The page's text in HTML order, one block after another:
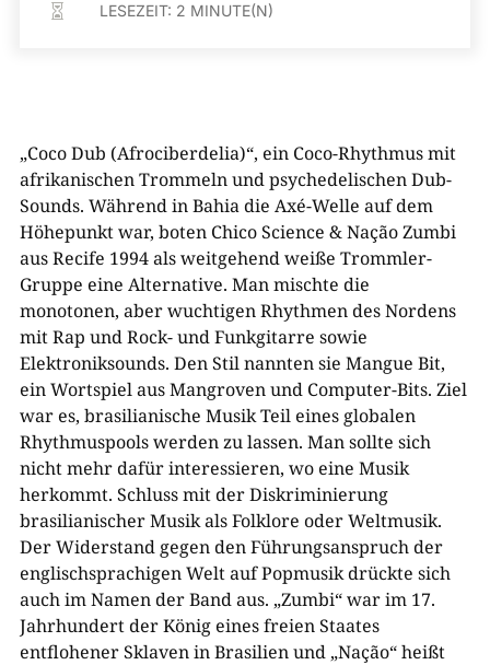
 LESEZEIT: 2 MINUTE(N)
„Coco Dub (Afrociberdelia)“, ein Coco-Rhythmus mit
afrikanischen Trommeln und psychedelischen Dub-
Sounds. Während in Bahia die Axé-Welle auf dem
Höhepunkt war, boten Chico Science & Nação Zumbi
aus Recife 1994 als weitgehend weiße Trommler-
Gruppe eine Alternative. Man mischte die
monotonen, aber wuchtigen Rhythmen des Nordens
mit Rap und Rock- und Funkgitarre sowie
Elektroniksounds. Den Stil nannten sie Mangue Bit,
ein Wortspiel aus Mangroven und Computer-Bits. Ziel
war es, brasilianische Musik Teil eines globalen
Rhythmuspools werden zu lassen. Man sollte sich
nicht mehr dafür interessieren, wo eine Musik
herkommt. Schluss mit der Diskriminierung
brasilianischer Musik als Folklore oder Weltmusik.
Der Widerstand gegen den Führungsanspruch der
englischsprachigen Welt auf Popmusik drückte sich
auch im Namen der Band aus. „Zumbi“ war im 17.
Jahrhundert der König eines freien Staates
entflohener Sklaven in Brasilien und „Nação“ heißt